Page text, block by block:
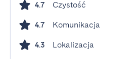
4.7 Czystość
4.7 Komunikacja
4.3 Lokalizacja